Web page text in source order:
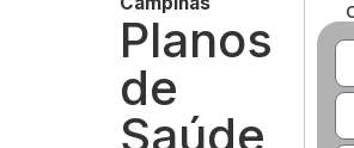
Planos
de
Saúde